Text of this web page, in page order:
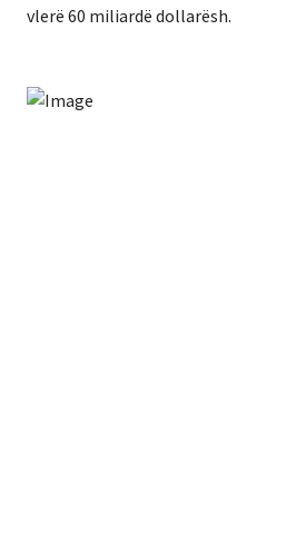
vlerë 60 miliardë dollarësh.